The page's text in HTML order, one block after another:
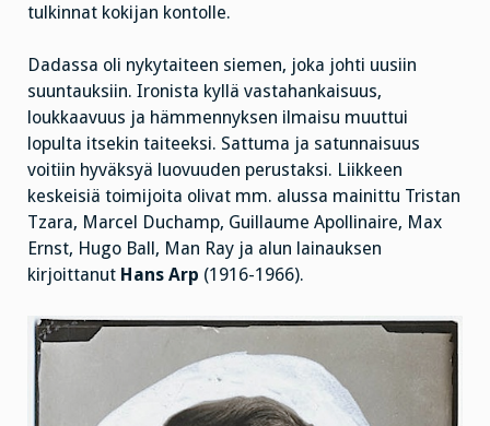
tulkinnat kokijan kontolle.
Dadassa oli nykytaiteen siemen, joka johti uusiin
suuntauksiin. Ironista kyllä vastahankaisuus,
loukkaavuus ja hämmennyksen ilmaisu muuttui
lopulta itsekin taiteeksi. Sattuma ja satunnaisuus
voitiin hyväksyä luovuuden perustaksi. Liikkeen
keskeisiä toimijoita olivat mm. alussa mainittu Tristan
Tzara, Marcel Duchamp, Guillaume Apollinaire, Max
Ernst, Hugo Ball, Man Ray ja alun lainauksen
kirjoittanut Hans Arp (1916-1966).